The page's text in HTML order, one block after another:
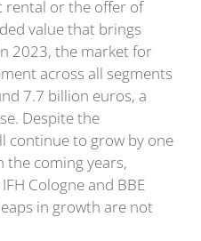
rental or the offer of
value that brings
2023, the market for
across all segments
7.7 billion euros, a
Despite the
continue to grow by one
coming years,
Cologne and BBE
in growth are not